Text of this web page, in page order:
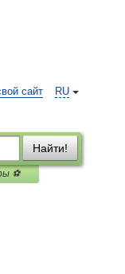
RU
сайт
Найти!
⚽